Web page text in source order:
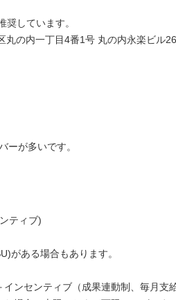
しています。
丸の内一丁目4番1号 丸の内永楽ビル
が多いです。
ティブ)
がある場合もあります。
ンセンティブ（成果連動制、毎月支